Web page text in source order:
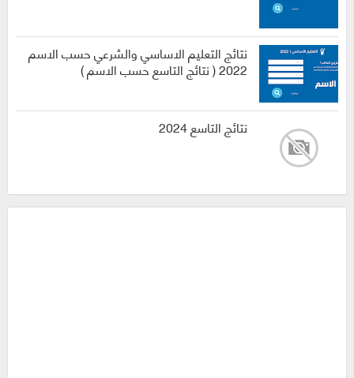
نتائج التعليم الاساسي والشرعي حسب الاسم
2022 ( نتائج التاسع حسب الاسم )
نتائج التاسع 2024